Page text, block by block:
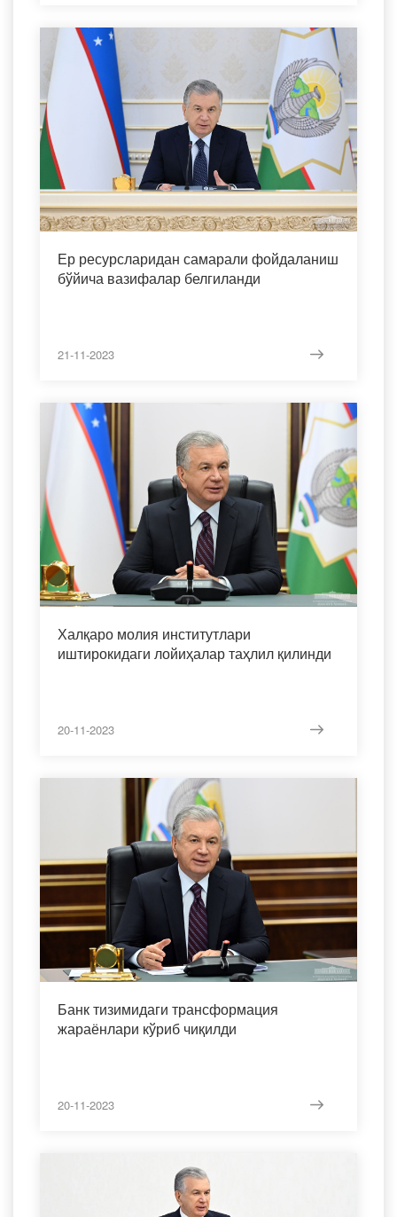
Ер ресурсларидан самарали фойдаланиш
бўйича вазифалар белгиланди
21-11-2023
Халқаро молия институтлари
иштирокидаги лойиҳалар таҳлил қилинди
20-11-2023
Банк тизимидаги трансформация
жараёнлари кўриб чиқилди
20-11-2023